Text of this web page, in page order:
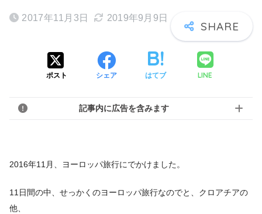
2017年11月3日 2019年9月9日
ポスト シェア はてブ LINE
記事内に広告を含みます
2016年11月、ヨーロッパ旅行にでかけました。
11日間の中、せっかくのヨーロッパ旅行なのでと、クロアチアの
他、